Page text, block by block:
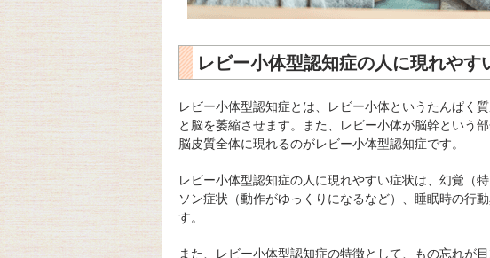
レビー小体型認知症の人に現れやす
レビー小体型認知症とは、レビー小体というたんぱく
と脳を萎縮させます。また、レビー小体が脳幹という
脳皮質全体に現れるのがレビー小体型認知症です。
レビー小体型認知症の人に現れやすい症状は、幻覚（
ソン症状（動作がゆっくりになるなど）、睡眠時の行
す。
また、レビー小体型認知症の特徴として、もの忘れが